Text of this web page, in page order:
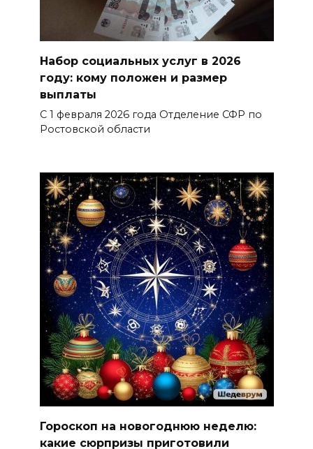
Набор социальных услуг в 2026
году: кому положен и размер
выплаты
С 1 февраля 2026 года Отделение СФР по
Ростовской области
Гороскоп на новогоднюю неделю:
какие сюрпризы приготовили